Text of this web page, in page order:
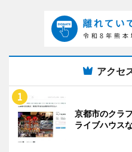
アクセ
京都市のクラ
ライブハウス